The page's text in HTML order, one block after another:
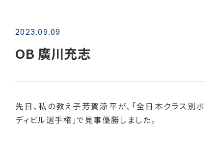
2023.09.09
OB 廣川充志
先日、私の教え子芳賀涼平が、「全日本クラス別ボ
ディビル選手権」で見事優勝しました。